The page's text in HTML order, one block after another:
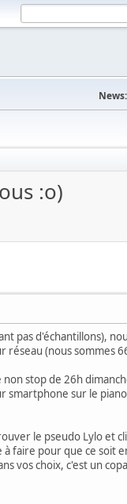
News:
:o)
pas d'échantillons),
(nous sommes
stop de 26h
smartphone sur le
le pseudo Lylo et
faire pour que ce soit
vos choix, c'est un